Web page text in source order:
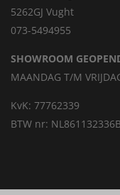
5262GJ Vught
073-5494955
SHOWROOM
MAANDAG T/M
KvK: 77762339
BTW nr: